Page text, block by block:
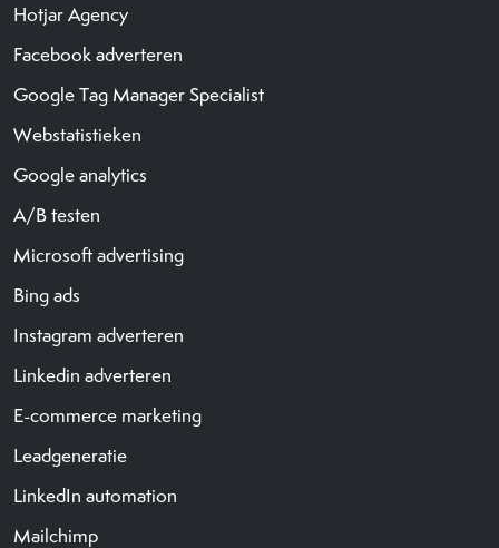
Hotjar Agency
Facebook adverteren
Google Tag Manager Specialist
Webstatistieken
Google analytics
A/B testen
Microsoft advertising
Bing ads
Instagram adverteren
Linkedin adverteren
E-commerce marketing
Leadgeneratie
LinkedIn automation
Mailchimp